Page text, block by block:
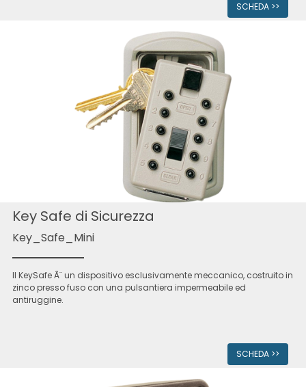
SCHEDA >>
Key Safe di Sicurezza
Key_Safe_Mini
Il KeySafe Ã¨ un dispositivo esclusivamente meccanico, costruito in
zinco presso fuso con una pulsantiera impermeabile ed
antiruggine.
SCHEDA >>